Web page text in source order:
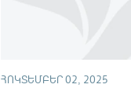
ՀՈԿՏԵՄԲԵՐ 02, 2025